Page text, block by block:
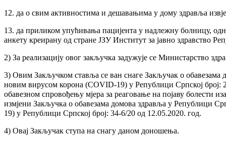
12. да о свим активностима и дешавањима у дому здравља
13. да приликом упућивања пацијента у надлежну болницу,
анкету креирану од стране ЈЗУ Институт за јавно здравство
2) За реализацију овог закључка задужује се Министарство
3) Овим Закључком ставља се ван снаге Закључак о обавезама
новим вирусом корона (COVID-19) у Републици Српској број:
обавезном спровођењу мјера за реаговање на појаву болести
измјени Закључка о обавезама домова здравља у Републици
19) у Републици Српској број: 34-6/20 од 12.05.2020. год.
4) Овај Закључак ступа на снагу даном доношења.